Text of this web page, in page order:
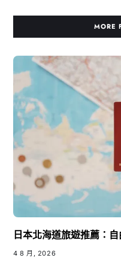
MORE
日本北海道旅遊推薦：
4 8 月, 2026